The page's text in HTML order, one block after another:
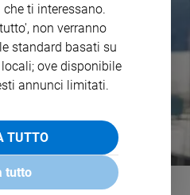
ti interessano.
non verranno
standard basati su
ove disponibile
annunci limitati.
TUTTO
tutto